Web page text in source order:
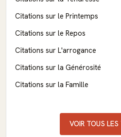
Citations sur le Printemps
Citations sur le Repos
Citations sur L'arrogance
Citations sur la Générosité
Citations sur la Famille
VOIR TOUS